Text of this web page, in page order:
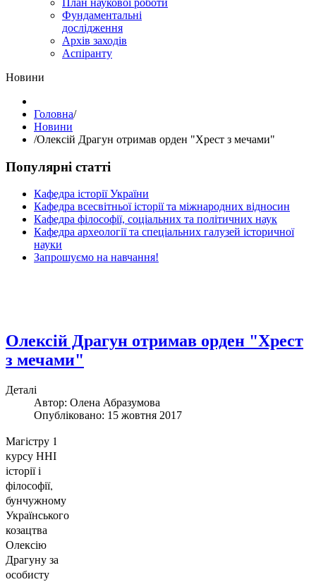
План наукової роботи
Фундаментальні
дослідження
Архів заходів
Аспіранту
Hовини
Головна/
Hовини
/Олексій Драгун отримав орден "Хрест з мечами"
Популярні статті
Кафедра історії України
Кафедра всесвітньої історії та міжнародних відносин
Кафедра філософії, соціальних та політичних наук
Кафедра археології та спеціальних галузей історичної
науки
Запрошуємо на навчання!
Олексій Драгун отримав орден "Хрест
з мечами"
Деталі
Автор: Олена Абразумова
Опубліковано: 15 жовтня 2017
Магістру 1
курсу ННІ
історії і
філософії,
бунчужному
Українського
козацтва
Олексію
Драгуну за
особисту